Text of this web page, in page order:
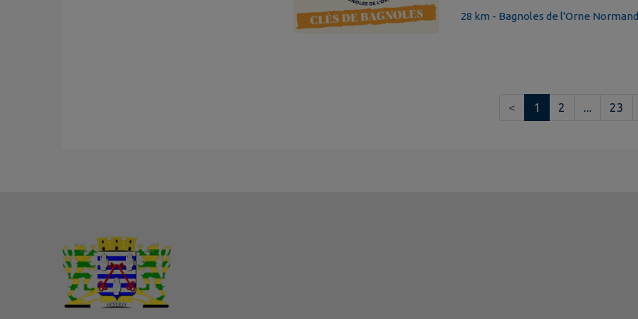
28 km - Bagnoles de l'Orne
< 1 2 ... 23